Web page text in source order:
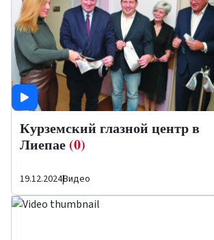
Курземский глазной центр в
Лиепае (0)
19.12.2024|Видео